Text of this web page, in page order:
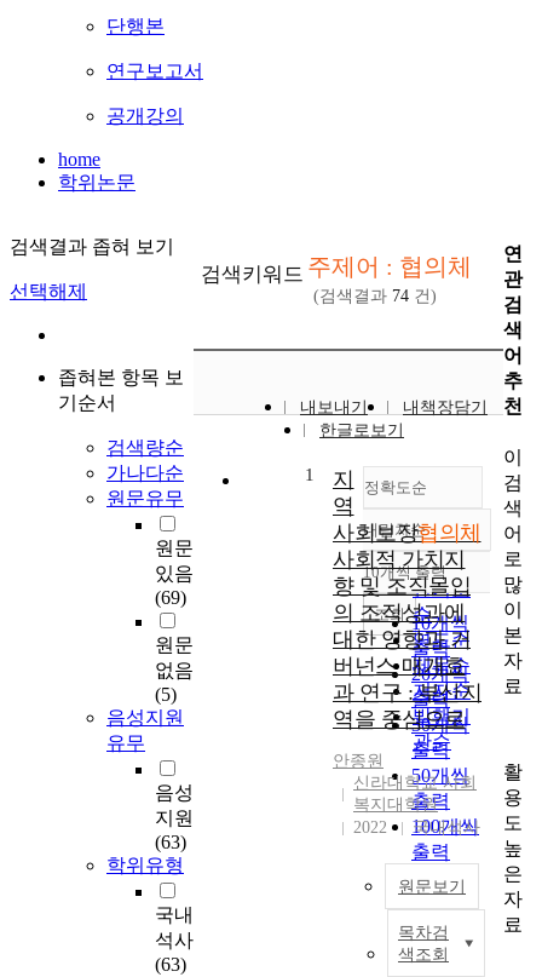
단행본
연구보고서
공개강의
home
학위논문
검색결과 좁혀 보기
선택해제
좁혀본 항목 보
기순서
검색량순
가나다순
원문유무
원문
있음
(69)
원문
없음
(5)
음성지원
유무
음성
지원
(63)
학위유형
국내
석사
(63)
검색키워드 주제어 : 협의체
(검색결과 74 건)
내보내기
내책장담기
한글로보기
정확도순
정확도
순
인기도
순
연도순
제목순
저자순
발행기
관순
내림차순
내림차순
10개씩 출력
10개씩
출력
20개씩
출력
30개씩
출력
50개씩
출력
100개씩
출력
조회
1
지
역
사회보장협의체
사회적 가치지
향 및 조직몰입
의 조직성과에
대한 영향과 거
버넌스 매개효
과 연구 : 부산지
역을 중심으로
안종원
신라대학교 사회
복지대학원
2022
국내석사
원문보기
목차검
색조회
연
관
검
색
어
추
천
이
검
색
어
로
많
이
본
자
료
활
용
도
높
은
자
료